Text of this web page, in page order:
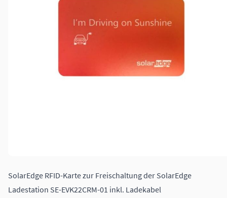
SolarEdge RFID-Karte zur Freischaltung der SolarEdge
Ladestation SE-EVK22CRM-01 inkl. Ladekabel